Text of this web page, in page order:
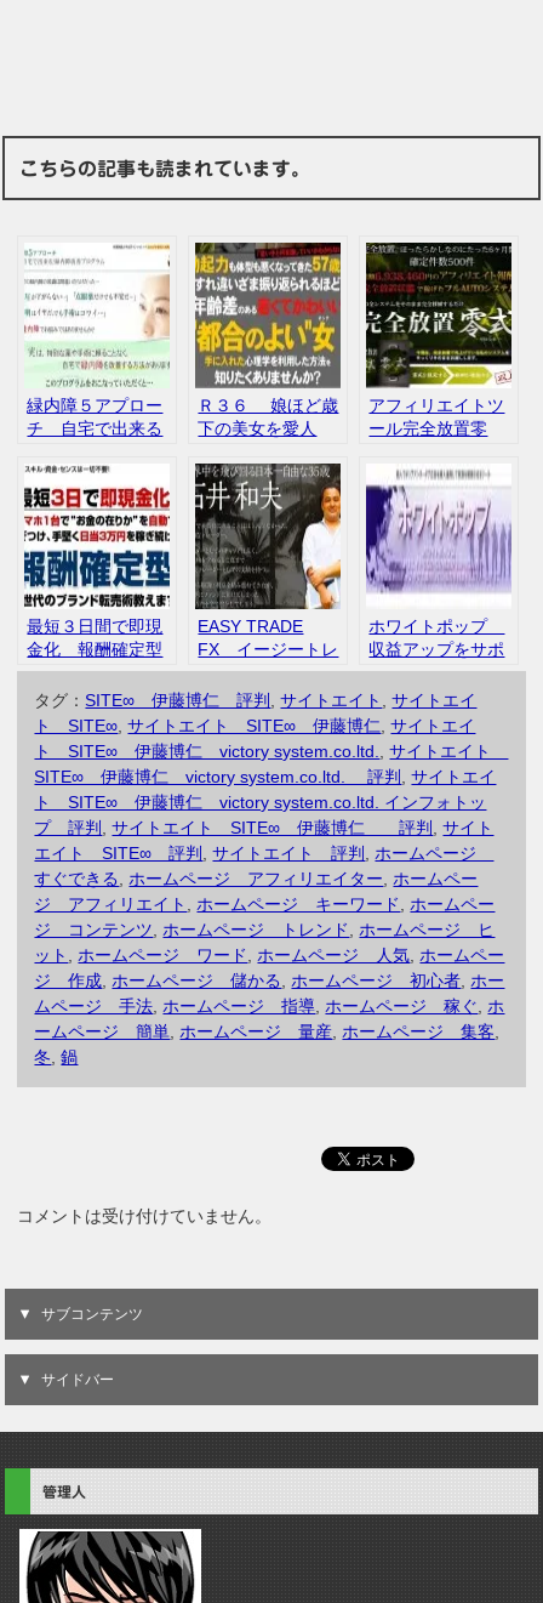
こちらの記事も読まれています。
緑内障５アプロー
チ 自宅で出来る
ラム 前田和久 株式
会社アイリス イン
フォトップ 口コ
ミ
Ｒ３６ 娘ほど歳
下の美女を愛人
方法 相沢蓮也 村
上宗嗣 インフォト
ップ
アフィリエイトツ
ール完全放置零
金の講座株式会社
インフォトップ
最短３日間で即現
金化 報酬確定型
のブランド転売セ
ミナー インフォ
トップ 口コミ
評判
EASY TRADE
FX イージートレ
ードFX 石井和
夫 インフォトッ
プ 勝率 口コ
ミ 評判
ホワイトポップ
収益アップをサポ
ートするアフィリ
エイトツール 湯
本健二 合同会社ホ
ワイトアップル
インフォトップ
タグ：SITE∞ 伊藤博仁 評判 ,サイトエイト ,サイトエイ
ト SITE∞,サイトエイト SITE∞ 伊藤博仁,サイトエイ
ト SITE∞ 伊藤博仁 victory system.co.ltd.,サイトエイト
SITE∞ 伊藤博仁 victory system.co.ltd. 評判 ,サイトエイ
ト SITE∞ 伊藤博仁 victory system.co.ltd. インフォトッ
プ 評判 ,サイトエイト SITE∞ 伊藤博仁 評判 ,サイト
エイト SITE∞ 評判 ,サイトエイト 評判 ,ホームページ
すぐできる,ホームページ アフィリエイター,ホームペー
ジ アフィリエイト ,ホームページ キーワード,ホームペー
ジ コンテンツ,ホームページ トレンド,ホームページ ヒ
ット ,ホームページ ワード,ホームページ 人気,ホームペー
ジ 作成,ホームページ 儲かる,ホームページ 初心者,ホー
ムページ 手法,ホームページ 指導,ホームページ 稼ぐ,ホ
ームページ 簡単,ホームページ 量産,ホームページ 集客,
冬,鍋
コメントは受け付けていません。
サブコンテンツ
サイドバー
管理人